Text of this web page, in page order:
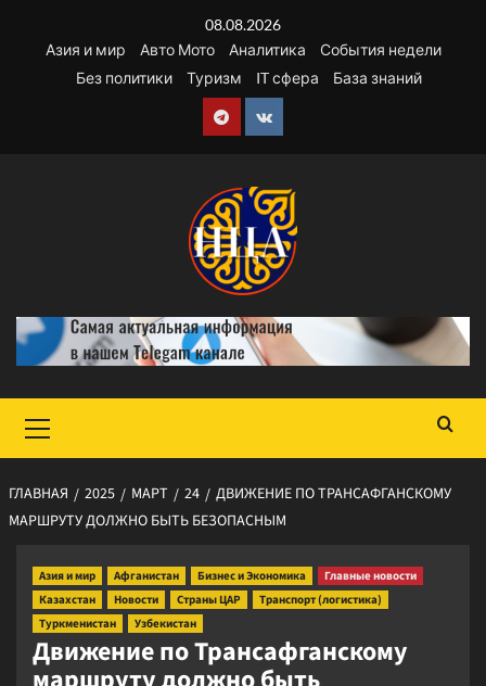
содержимому
08.08.2026
Азия и мир
Авто Мото Аналитика
События недели
Без политики
Туризм IT сфера База знаний
Telegram
VK
меню
ГЛАВНАЯ 2025 МАРТ 24
ДВИЖЕНИЕ ПО ТРАНСАФГАНСКОМУ
МАРШРУТУ ДОЛЖНО БЫТЬ БЕЗОПАСНЫМ
Азия и мир Афганистан Бизнес и Экономика
Главные новости
Казахстан
Новости Страны ЦАР
Транспорт (логистика)
Туркменистан
Узбекистан
Движение по Трансафганскому